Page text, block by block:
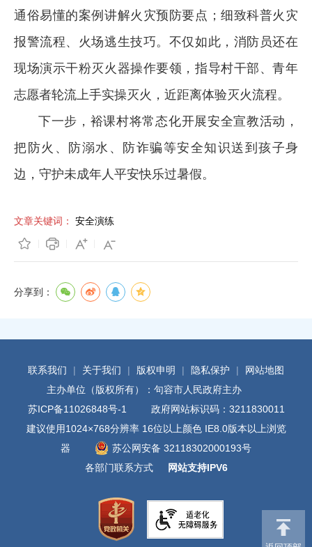
通俗易懂的案例讲解火灾预防要点；细致科普火灾
报警流程、火场逃生技巧。不仅如此，消防员还在
现场演示干粉灭火器操作要领，指导村干部、青年
志愿者轮流上手实操灭火，近距离体验灭火流程。
下一步，裕课村将常态化开展安全宣教活动，
把防火、防溺水、防诈骗等安全知识送到孩子身
边，守护未成年人平安快乐过暑假。
文章关键词： 安全演练
分享到：
联系我们 | 关于我们 | 版权申明 | 隐私保护 |
网站地图
主办单位（版权所有）：句容市人民政府主办
苏ICP备11026848号-1
政府网站标识码：3211830011
建议使用1024×768分辨率 16位以上颜色 IE8.0版本以上浏览
器
苏公网安备 32118302000193号
各部门联系方式
网站支持IPV6